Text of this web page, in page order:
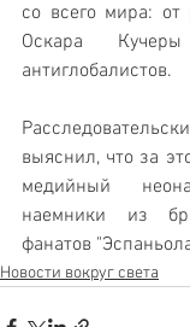
со всего мира: от
Оскара
антиглобалистов.
выяснил, что за
медийный
наемники из
фанатов
Новости вокруг света